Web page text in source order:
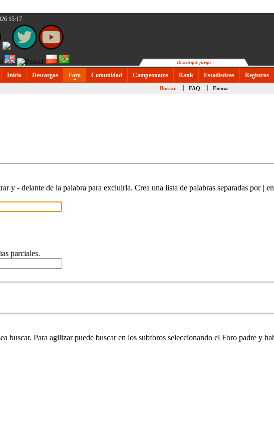
15:17
Descargar juego
Inicio Descargas Foro Comunidad Campeonatos Rank Estadísticas Registros
Buscar FAQ Firma
y - delante de la palabra para excluirla. Crea una lista de palabras separadas por |
parciales.
buscar. Para agilizar puede buscar en los subforos seleccionando el Foro padre y